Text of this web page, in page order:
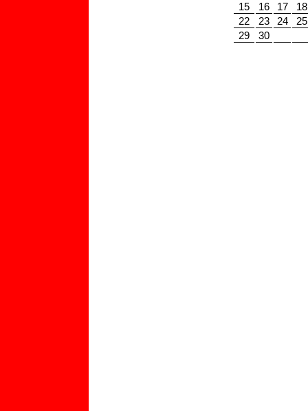
15
16 17
18
22
23 24
25
29
30